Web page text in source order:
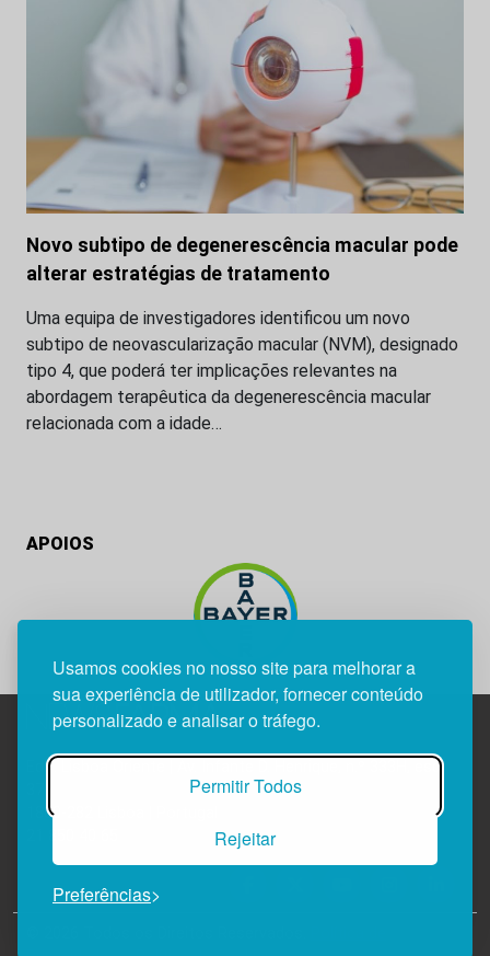
Usamos cookies no nosso site para melhorar a
sua experiência de utilizador, fornecer conteúdo
personalizado e analisar o tráfego.
Permitir Todos
Rejeitar
Preferências
Novo subtipo de degenerescência macular pode
alterar estratégias de tratamento
Uma equipa de investigadores identificou um novo
subtipo de neovascularização macular (NVM), designado
tipo 4, que poderá ter implicações relevantes na
abordagem terapêutica da degenerescência macular
relacionada com a idade…
APOIOS
Edif. Lisboa Oriente | Av. Infante D. Henrique, n.º 333H, esc.
1800-282 Lisboa | Portugal